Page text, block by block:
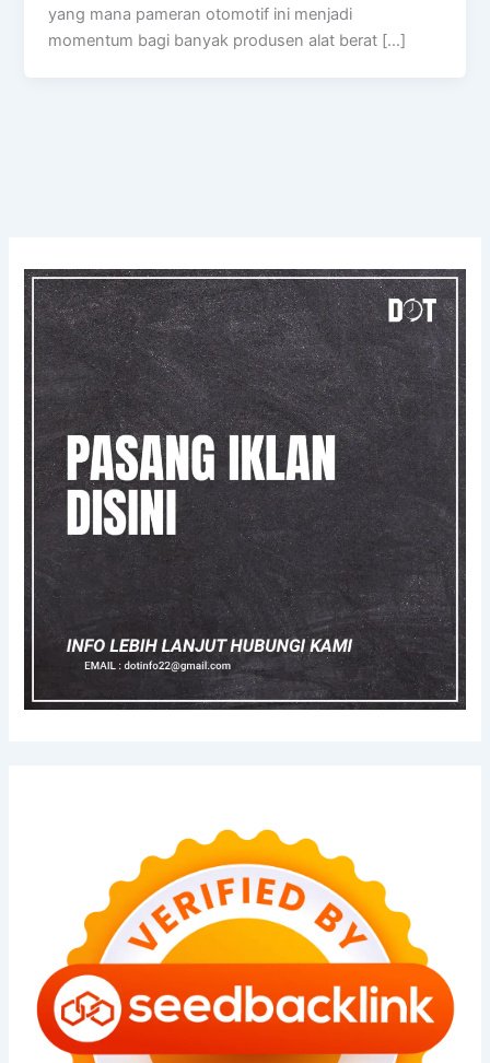
yang mana pameran otomotif ini menjadi
momentum bagi banyak produsen alat berat […]